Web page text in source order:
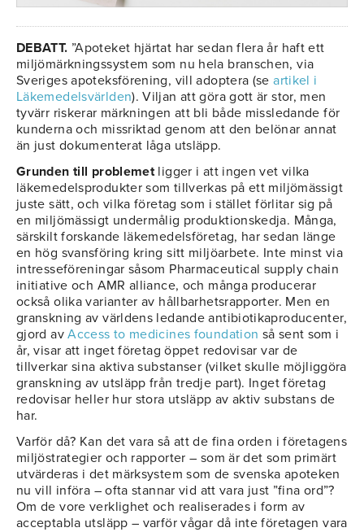
DEBATT. ”Apoteket hjärtat har sedan flera år haft ett
miljömärkningssystem som nu hela branschen, via
Sveriges apoteksförening, vill adoptera (seartikel i
Läkemedelsvärlden). Viljan att göra gott är stor, men
tyvärr riskerar märkningen att bli både missledande för
kunderna och missriktad genom att den belönar annat
än just dokumenterat låga utsläpp.
Grunden till problemetligger i att ingen vet vilka
läkemedelsprodukter som tillverkas på ett miljömässigt
juste sätt, och vilka företag som i stället förlitar sig på
en miljömässigt undermålig produktionskedja. Många,
särskilt forskande läkemedelsföretag, har sedan länge
en hög svansföring kring sitt miljöarbete. Inte minst via
intresseföreningar såsom Pharmaceutical supply chain
initiative och AMR alliance, och många producerar
också olika varianter av hållbarhetsrapporter. Men en
granskning av världens ledande antibiotikaproducenter,
gjord avAccess to medicines foundation så sent som i
år, visar att inget företag öppet redovisar var de
tillverkar sina aktiva substanser (vilket skulle möjliggöra
granskning av utsläpp från tredje part). Inget företag
redovisar heller hur stora utsläpp av aktiv substans de
har.
Varför då? Kan det vara så att de fina orden i företagens
miljöstrategier och rapporter – som är det som primärt
utvärderas i det märksystem som de svenska apoteken
nu vill införa – ofta stannar vid att vara just ”fina ord”?
Om de vore verklighet och realiserades i form av
acceptabla utsläpp – varför vågar då inte företagen vara